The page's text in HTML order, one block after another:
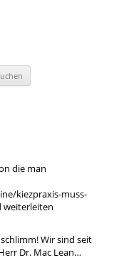
die man
kiezpraxis-muss-
weiterleiten
Wir sind seit
Dr. Mac Lean…